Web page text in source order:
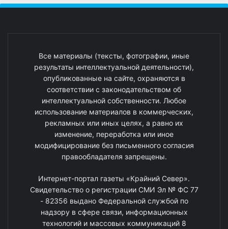
Все материалы (тексты, фотографии, иные
результаты интеллектуальной деятельности),
опубликованные на сайте, охраняются в
соответствии с законодательством об
интеллектуальной собственности. Любое
использование материалов в коммерческих,
рекламных или иных целях, а равно их
изменение, переработка или иное
модифицирование без письменного согласия
правообладателя запрещены.
Интернет-портал газеты «Крайний Север».
Свидетельство о регистрации СМИ Эл № ФС 77
- 82356 выдано Федеральной службой по
надзору в сфере связи, информационных
технологий и массовых коммуникаций 8